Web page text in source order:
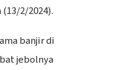
2/2024).
banjir di
jebolnya